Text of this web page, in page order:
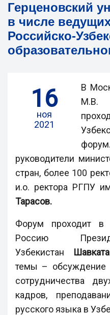
Герценовский
в числе
Российско-
16
ноя
2021
В
М.В.
руководители
стран, более 100
и.о. ректора РГПУ
Тарасов.
Форум проходит в
Россию
Узбекистан
темы – обсуждение
сотрудничества
кадров,
русского языка в